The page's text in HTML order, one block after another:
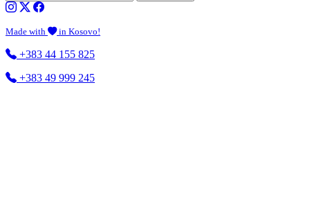
Made with in Kosovo!
+383 44 155 825
+383 49 999 245